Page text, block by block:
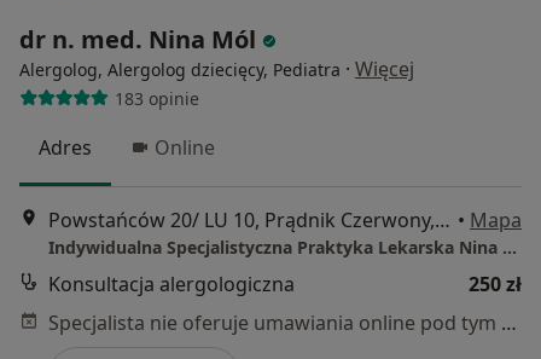
dr n. med. Nina Mól
Alergolog, Alergolog dziecięcy, Pediatra · Więcej
183 opinie
Adres Online
Powstańców 20/ LU 10, Prądnik Czerwony, Kraków • Mapa
Indywidualna Specjalistyczna Praktyka Lekarska Nina Mól
Konsultacja alergologiczna
250 zł
Specjalista nie oferuje umawiania online pod tym adresem.